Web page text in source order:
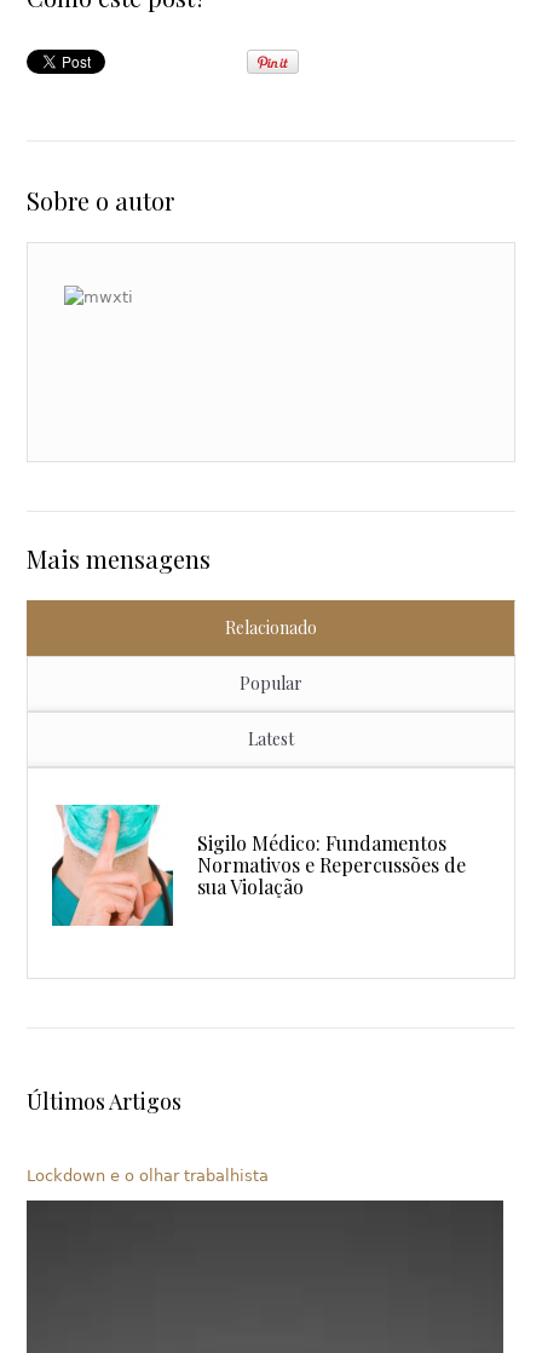
Sobre o autor
Mais mensagens
Relacionado
Popular
Latest
Sigilo Médico: Fundamentos
Normativos e Repercussões de
sua Violação
Últimos Artigos
Lockdown e o olhar trabalhista